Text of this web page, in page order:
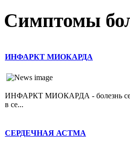
Симптомы
ИНФАРКТ МИОКАРДА
ИНФАРКТ МИОКАРДА - болезнь
в се...
СЕРДЕЧНАЯ АСТМА